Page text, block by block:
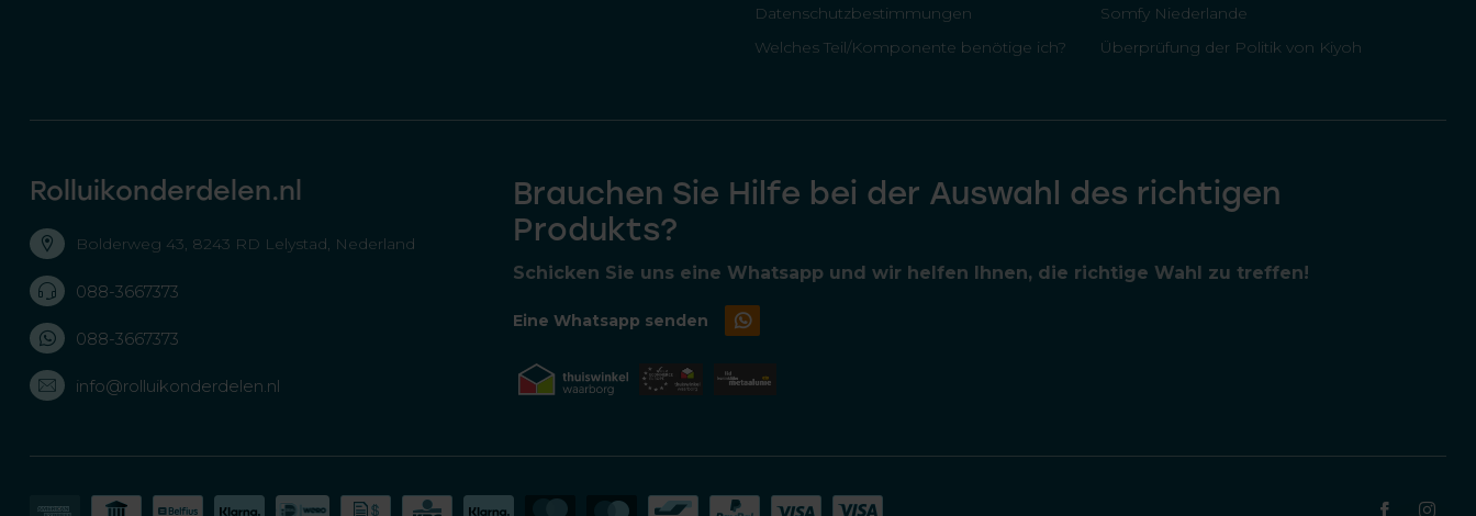
Datenschutzbestimmungen
Somfy Niederlande
Welches Teil/Komponente benötige ich?
Überprüfung der Politik von Kiyoh
Rolluikonderdelen.nl
Bolderweg 43, 8243 RD Lelystad, Nederland
088-3667373
088-3667373
info@rolluikonderdelen.nl
Brauchen Sie Hilfe bei der Auswahl des richtigen
Produkts?
Schicken Sie uns eine Whatsapp und wir helfen Ihnen, die richtige Wahl zu treffen!
Eine Whatsapp senden